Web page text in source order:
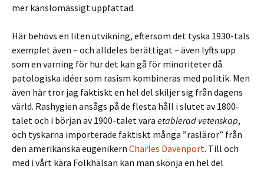
mer känslomässigt uppfattad.
Här behövs en liten utvikning, eftersom det tyska 1930-tals
exemplet även – och alldeles berättigat – även lyfts upp
som en varning för hur det kan gå för minoriteter då
patologiska idéer som rasism kombineras med politik. Men
även här tror jag faktiskt en hel del skiljer sig från dagens
värld. Rashygien ansågs på de flesta håll i slutet av 1800-
talet och i början av 1900-talet vara etablerad vetenskap,
och tyskarna importerade faktiskt många ”rasläror” från
den amerikanska eugenikern Charles Davenport. Till och
med i vårt kära Folkhälsan kan man skönja en hel del